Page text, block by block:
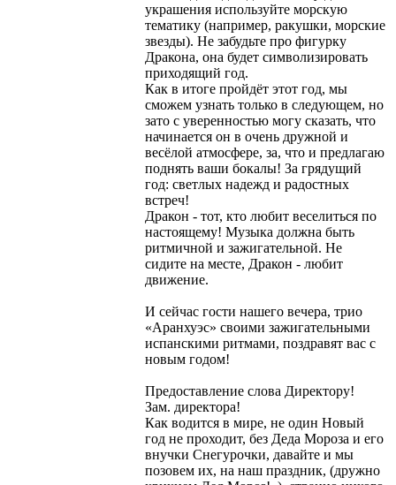
украшения используйте морскую
тематику (например, ракушки, морские
звезды). Не забудьте про фигурку
Дракона, она будет символизировать
приходящий год.
Как в итоге пройдёт этот год, мы
сможем узнать только в следующем, но
зато с уверенностью могу сказать, что
начинается он в очень дружной и
весёлой атмосфере, за, что и предлагаю
поднять ваши бокалы! За грядущий
год: светлых надежд и радостных
встреч!
Дракон - тот, кто любит веселиться по
настоящему! Музыка должна быть
ритмичной и зажигательной. Не
сидите на месте, Дракон - любит
движение.
И сейчас гости нашего вечера, трио
«Аранхуэс» своими зажигательными
испанскими ритмами, поздравят вас с
новым годом!
Предоставление слова Директору!
Зам. директора!
Как водится в мире, не один Новый
год не проходит, без Деда Мороза и его
внучки Снегурочки, давайте и мы
позовем их, на наш праздник, (дружно